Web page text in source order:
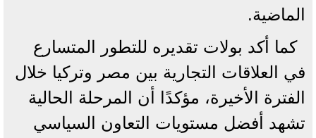
الماضية.
كما أكد بولات تقديره للتطور المتسارع
في العلاقات التجارية بين مصر وتركيا خلال
الفترة الأخيرة، مؤكدًا أن المرحلة الحالية
تشهد أفضل مستويات التعاون السياسي